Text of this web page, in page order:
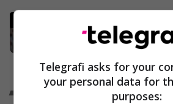
sociale pasi
Portugalisë
Përfaqësueset
Promo
Telegrafi asks for your
your personal data for
purposes: